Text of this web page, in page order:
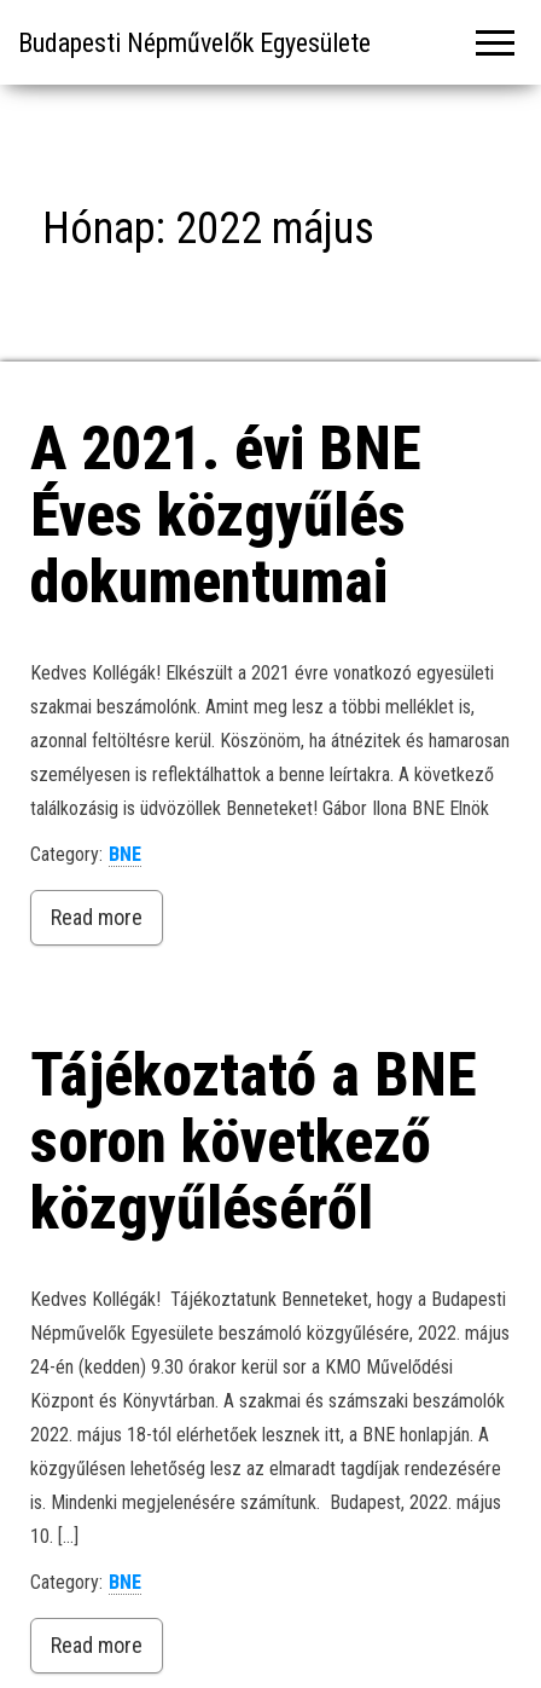
Budapesti Népművelők Egyesülete
Hónap: 2022 május
A 2021. évi BNE
Éves közgyűlés
dokumentumai
Kedves Kollégák! Elkészült a 2021 évre vonatkozó egyesületi
szakmai beszámolónk. Amint meg lesz a többi melléklet is,
azonnal feltöltésre kerül. Köszönöm, ha átnézitek és hamarosan
személyesen is reflektálhattok a benne leírtakra. A következő
találkozásig is üdvözöllek Benneteket! Gábor Ilona BNE Elnök
Category: BNE
Read more
Tájékoztató a BNE
soron következő
közgyűléséről
Kedves Kollégák! Tájékoztatunk Benneteket, hogy a Budapesti
Népművelők Egyesülete beszámoló közgyűlésére, 2022. május
24-én (kedden) 9.30 órakor kerül sor a KMO Művelődési
Központ és Könyvtárban. A szakmai és számszaki beszámolók
2022. május 18-tól elérhetőek lesznek itt, a BNE honlapján. A
közgyűlésen lehetőség lesz az elmaradt tagdíjak rendezésére
is. Mindenki megjelenésére számítunk. Budapest, 2022. május
10. […]
Category: BNE
Read more